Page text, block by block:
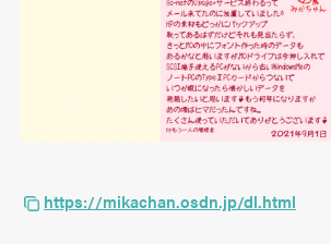
https://mikachan.osdn.jp/dl.html